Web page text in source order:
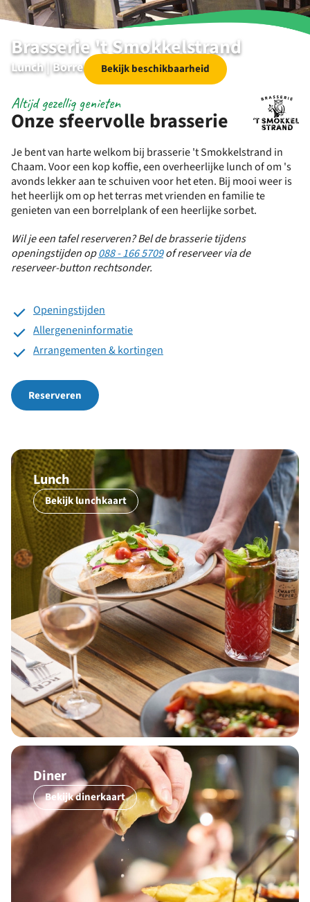
Brasserie 't Smokkelstrand
Lunch | Borrelen | Diner | Specials
Bekijk beschikbaarheid
Onze sfeervolle brasserie
Altijd gezellig genieten
Je bent van harte welkom bij brasserie 't Smokkelstrand in
Chaam. Voor een kop koffie, een overheerlijke lunch of om 's
avonds lekker aan te schuiven voor het eten. Bij mooi weer is
het heerlijk om op het terras met vrienden en familie te
genieten van een borrelplank of een heerlijke sorbet.
Wil je een tafel reserveren? Bel de brasserie tijdens
openingstijden op088 - 166 5709of reserveervia de
reserveer-button rechtsonder.
Openingstijden
Allergeneninformatie
Arrangementen & kortingen
Reserveren
Lunch
Bekijk lunchkaart
Diner
Bekijk dinerkaart